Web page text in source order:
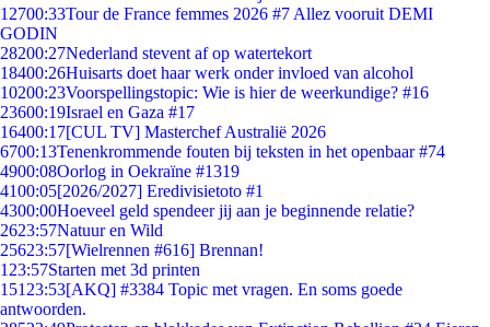
12700:33Tour de France femmes 2026 #7 Allez vooruit DEMI
GODIN
28200:27Nederland stevent af op watertekort
18400:26Huisarts doet haar werk onder invloed van alcohol
10200:23Voorspellingstopic: Wie is hier de weerkundige? #16
23600:19Israel en Gaza #17
16400:17[CUL TV] Masterchef Australië 2026
6700:13Tenenkrommende fouten bij teksten in het openbaar #74
4900:08Oorlog in Oekraïne #1319
4100:05[2026/2027] Eredivisietoto #1
4300:00Hoeveel geld spendeer jij aan je beginnende relatie?
2623:57Natuur en Wild
25623:57[Wielrennen #616] Brennan!
1 23:57Starten met 3d printen
151 23:53[AKQ] #3384 Topic met vragen. En soms goede
antwoorden.